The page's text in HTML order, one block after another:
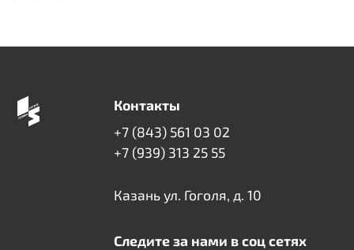
Контакты
+7 (843) 561 03 02
+7 (939) 313 25 55
Казань ул. Гоголя, д. 10
Следите за нами в соц сетях